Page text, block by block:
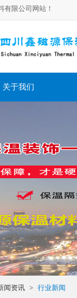
有限公司网站！
关于我们
闻资讯 > 行业新闻